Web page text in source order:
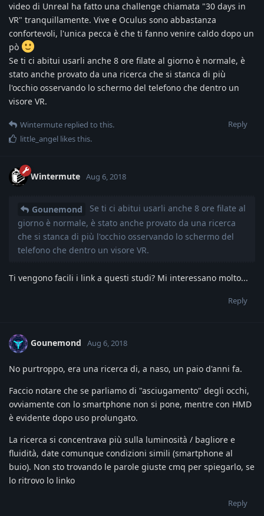
video di Unreal ha fatto una challenge chiamata "30 days in
VR" tranquillamente. Vive e Oculus sono abbastanza
confortevoli, l'unica pecca è che ti fanno venire caldo dopo un
pò
Se ti ci abitui usarli anche 8 ore filate al giorno è normale, è
stato anche provato da una ricerca che si stanca di più
l'occhio osservando lo schermo del telefono che dentro un
visore VR.
Reply
Wintermute replied to this.
little_angel likes this.
Wintermute Aug 6, 2018
Gounemond
Se ti ci abitui usarli anche 8 ore filate al
giorno è normale, è stato anche provato da una ricerca
che si stanca di più l'occhio osservando lo schermo del
telefono che dentro un visore VR.
Ti vengono facili i link a questi studi? Mi interessano molto...
Reply
Gounemond Aug 6, 2018
No purtroppo, era una ricerca di, a naso, un paio d'anni fa.
Faccio notare che se parliamo di "asciugamento" degli occhi,
ovviamente con lo smartphone non si pone, mentre con HMD
è evidente dopo uso prolungato.
La ricerca si concentrava più sulla luminosità / bagliore e
fluidità, date comunque condizioni simili (smartphone al
buio). Non sto trovando le parole giuste cmq per spiegarlo, se
lo ritrovo lo linko
Reply